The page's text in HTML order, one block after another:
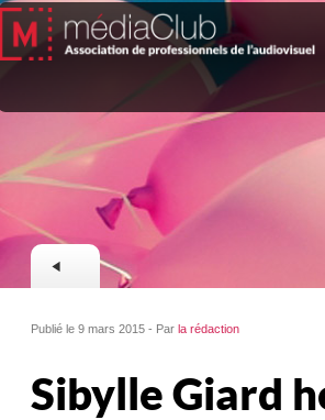
Publié le 9 mars 2015 - Parla rédaction
Sibylle Giard